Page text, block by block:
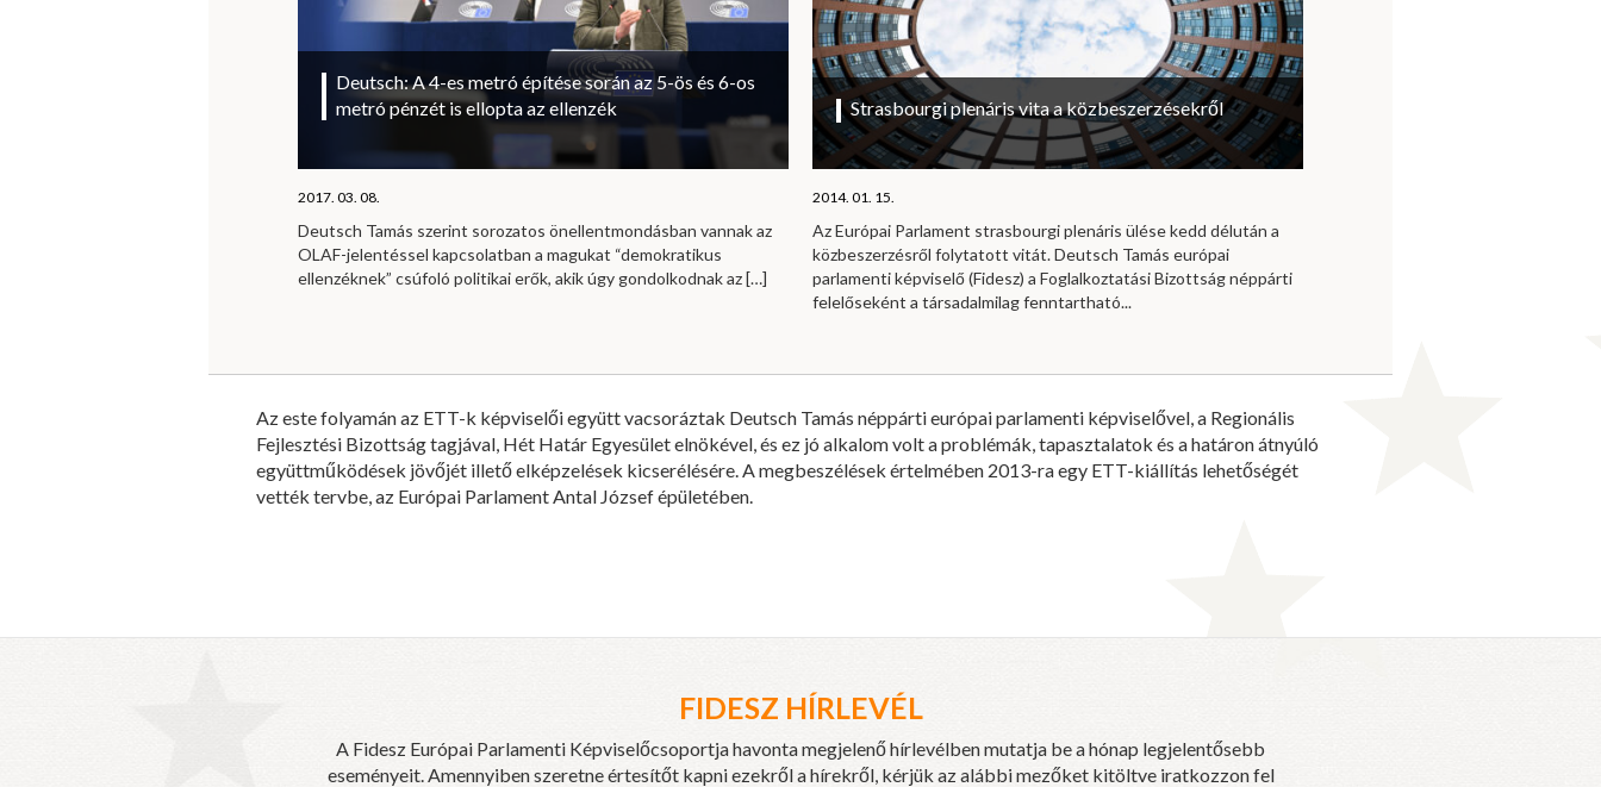
Deutsch: A 4-es metró építése során az 5-ös és 6-os
metró pénzét is ellopta az ellenzék
2017. 03. 08.
Deutsch Tamás szerint sorozatos önellentmondásban vannak az
OLAF-jelentéssel kapcsolatban a magukat “demokratikus
ellenzéknek” csúfoló politikai erők, akik úgy gondolkodnak az[…]
Strasbourgi plenáris vita a közbeszerzésekről
2014. 01. 15.
Az Európai Parlament strasbourgi plenáris ülése kedd délután a
közbeszerzésről folytatott vitát. Deutsch Tamás európai
parlamenti képviselő (Fidesz) a Foglalkoztatási Bizottság néppárti
felelőseként a társadalmilag fenntartható...
Az este folyamán az ETT-k képviselői együtt vacsoráztak Deutsch Tamás néppárti európai parlamenti képviselővel, a Regionális
Fejlesztési Bizottság tagjával, Hét Határ Egyesület elnökével, és ez jó alkalom volt a problémák, tapasztalatok és a határon átnyúló
együttműködések jövőjét illető elképzelések kicserélésére. A megbeszélések értelmében 2013-ra egy ETT-kiállítás lehetőségét
vették tervbe, az Európai Parlament Antal József épületében.
FIDESZ HÍRLEVÉL
A Fidesz Európai Parlamenti Képviselőcsoportja havonta megjelenő hírlevélben mutatja be a hónap legjelentősebb
eseményeit. Amennyiben szeretne értesítőt kapni ezekről a hírekről, kérjük az alábbi mezőket kitöltve iratkozzon fel